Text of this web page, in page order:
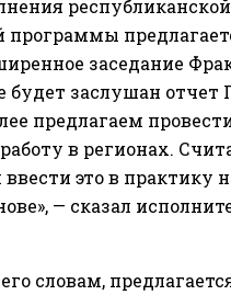
республиканской
программы
заседание
будет заслушан отчет
предлагаем
в регионах.
это в практику
— сказал
словам,